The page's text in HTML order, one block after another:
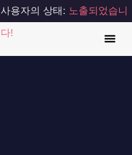
사용자의 상태: 노출되었습니
다!